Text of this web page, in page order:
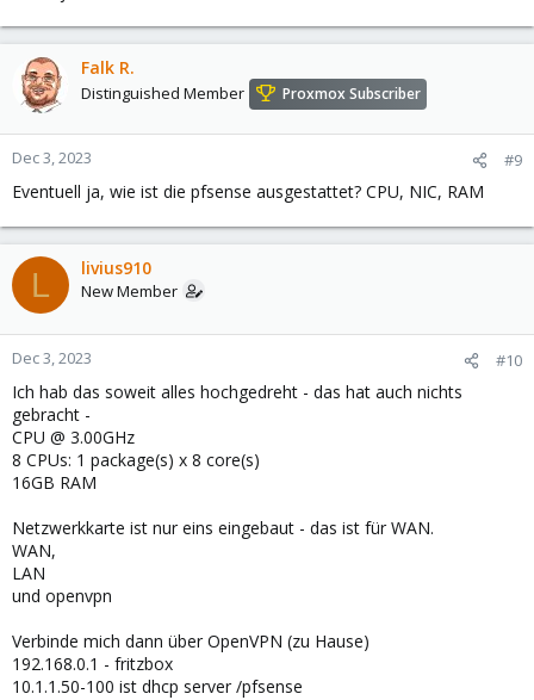
Falk R.
Distinguished Member Proxmox Subscriber
Dec 3, 2023 #9
Eventuell ja, wie ist die pfsense ausgestattet? CPU, NIC, RAM
L livius910
New Member
Dec 3, 2023 #10
Ich hab das soweit alles hochgedreht - das hat auch nichts
gebracht -
CPU @ 3.00GHz
8 CPUs: 1 package(s) x 8 core(s)
16GB RAM
Netzwerkkarte ist nur eins eingebaut - das ist für WAN.
WAN,
LAN
und openvpn
Verbinde mich dann über OpenVPN (zu Hause)
192.168.0.1 - fritzbox
10.1.1.50-100 ist dhcp server /pfsense